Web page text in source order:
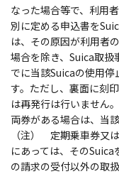
なった場合等で、利用
別に定める申込書を
は、その原因が利用者
場合を除き、Suica取扱
でに当該Suicaの使用
す。ただし、裏面に刻
は再発行は行いません
両券がある場合は、当
（注） 定期乗車券又
にあっては、その
の請求の受付以外の取